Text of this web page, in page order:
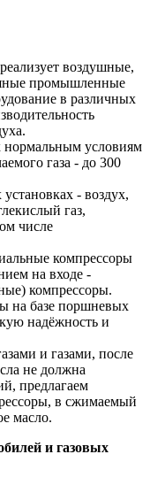
воздушные,
промышленные
в различных
нормальным условиям
газа - до 300
- воздух,
газ,
числе
компрессоры
на входе -
компрессоры.
на базе поршневых
надёжность и
и газами, после
не должна
предлагаем
в сжимаемый
масло.
и газовых